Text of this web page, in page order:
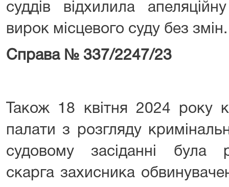
суддів відхилила
вирок місцевого суду без змін.
Справа № 337/2247/23
Також 18 квітня 2024 року
палати з розгляду
судовому засіданні була
скарга захисника